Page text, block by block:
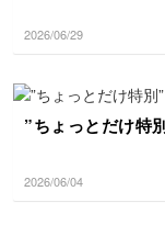
2026/06/29
”ちょっとだけ特
2026/06/04